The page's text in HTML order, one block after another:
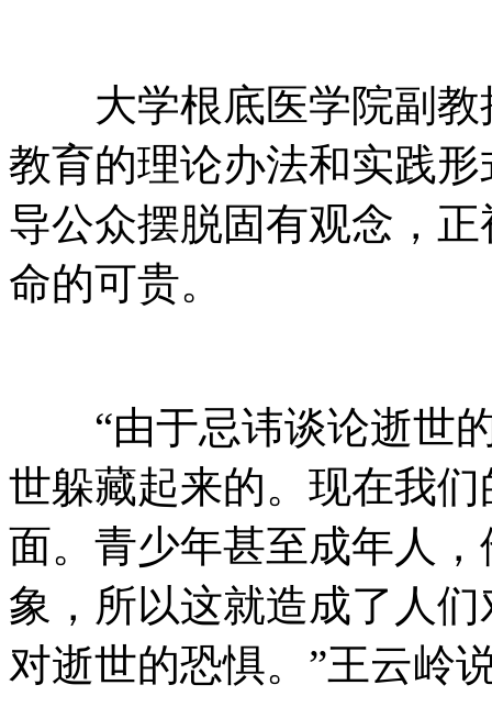
大学根底医学院副教
教育的理论办法和实践
导公众摆脱固有观念，
命的可贵。
“由于忌讳谈论逝世的
世躲藏起来的。现在我
面。青少年甚至成年人
象，所以这就造成了人
对逝世的恐惧。”王云岭